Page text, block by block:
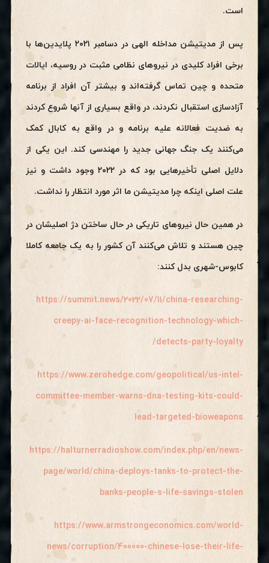
است.
پس از مدیتیشن مداخله الهی در دسامبر ۲۰۲۱ پلایدین‌ها با
برخی افراد کلیدی در نیروهای نظامی مثبت در روسیه، ایالات
متحده و چین تماس گرفته‌اند و بیشتر آن افراد از برنامه
آزادسازی استقبال نکردند، در واقع بسیاری از آنها شروع کردند
به ضدیت فعالانه علیه برنامه و در واقع به کابال کمک
می‌کنند یک جنگ جهانی جدید را مهندسی کند. این یکی از
دلایل اصلی تأخیرهایی بود که در ۲۰۲۲ وجود داشت و نیز
علت اصلی اینکه چرا مدیتیشن ما اثر مورد انتظار را نداشت.
در همین حال نیروهای تاریکی در حال ساختن دژ اصلیشان در
چین هستند و تلاش می‌کنند آن کشور را به یک جامعه کاملا
کابوس-شهری بدل کنند:
https://summit.news/2022/07/11/china-researching-
creepy-ai-face-recognition-technology-which-
detects-party-loyalty/
https://www.zerohedge.com/geopolitical/us-intel-
committee-member-warns-dna-testing-kits-could-
lead-targeted-bioweapons
https://halturnerradioshow.com/index.php/en/news-
page/world/china-deploys-tanks-to-protect-the-
banks-people-s-life-savings-stolen
https://www.armstrongeconomics.com/world-
news/corruption/400000-chinese-lose-their-life-